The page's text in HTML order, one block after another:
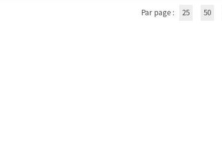
Par page : 25 50